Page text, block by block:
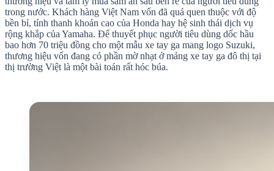
trong nước. Khách hàng Việt Nam vốn đã quá quen thuộc với độ
bền bỉ, tính thanh khoản cao của Honda hay hệ sinh thái dịch vụ
rộng khắp của Yamaha. Để thuyết phục người tiêu dùng dốc hầu
bao hơn 70 triệu đồng cho một mẫu xe tay ga mang logo Suzuki,
thương hiệu vốn đang có phần mờ nhạt ở mảng xe tay ga đô thị tại
thị trường Việt là một bài toán rất hóc búa.